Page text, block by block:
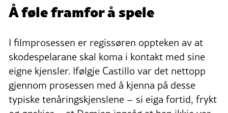
Å føle framfor å spele
I filmprosessen er regissøren oppteken av at
skodespelarane skal koma i kontakt med sine
eigne kjensler. Ifølgje Castillo var det nettopp
gjennom prosessen med å kjenna på desse
typiske tenåringskjenslene – si eiga fortid, frykt